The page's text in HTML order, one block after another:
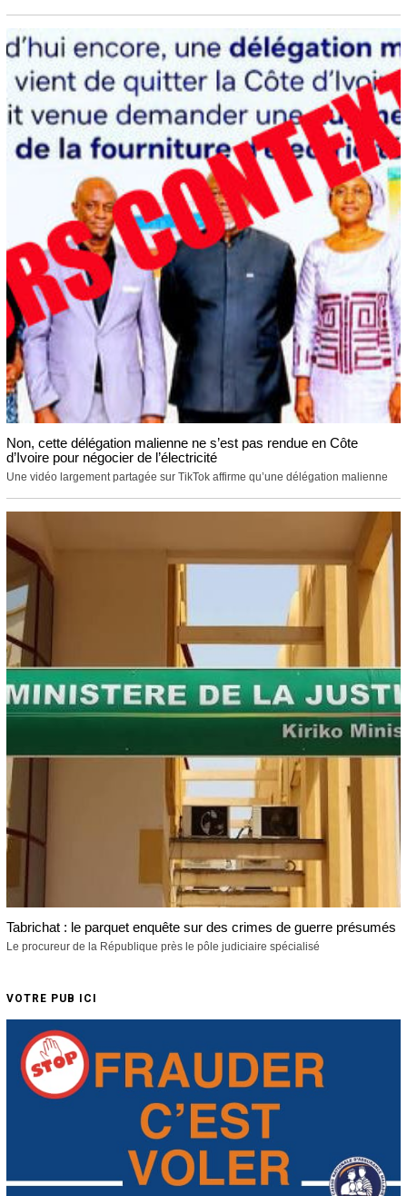
Non, cette délégation malienne ne s’est pas rendue en Côte
d’Ivoire pour négocier de l’électricité
Une vidéo largement partagée sur TikTok affirme qu’une délégation malienne
Tabrichat : le parquet enquête sur des crimes de guerre présumés
Le procureur de la République près le pôle judiciaire spécialisé
VOTRE PUB ICI